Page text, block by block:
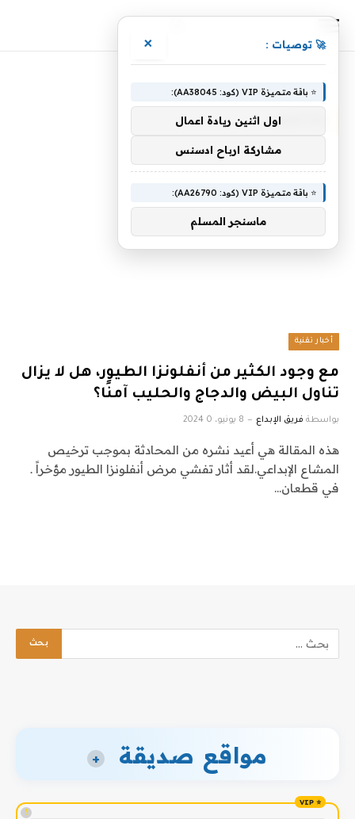
والحليب
أخبار تقنية
مع وجود الكثير من أنفلونزا الطيور، هل لا يزال
تناول البيض والدجاج والحليب آمنًا؟
بواسطة فريق الإبداع 8 يونيو، 2024 0
هذه المقالة هي أعيد نشره من المحادثة بموجب ترخيص
المشاع الإبداعي.لقد أثار تفشي مرض أنفلونزا الطيور مؤخراً ـ
في قطعان…
مواقع صديقة +
!
🚀 توصيات : ×
⭐ باقة متميزة VIP (كود: AA38045):
اول اثنين ريادة اعمال
مشاركة ارباح ادسنس
⭐ باقة متميزة VIP (كود: AA26790):
ماسنجر المسلم